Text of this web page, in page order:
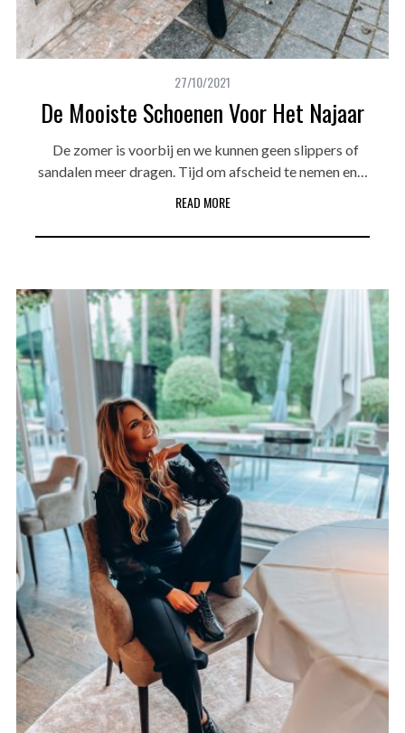
27/10/2021
De Mooiste Schoenen Voor Het Najaar
De zomer is voorbij en we kunnen geen slippers of
sandalen meer dragen. Tijd om afscheid te nemen en…
READ MORE